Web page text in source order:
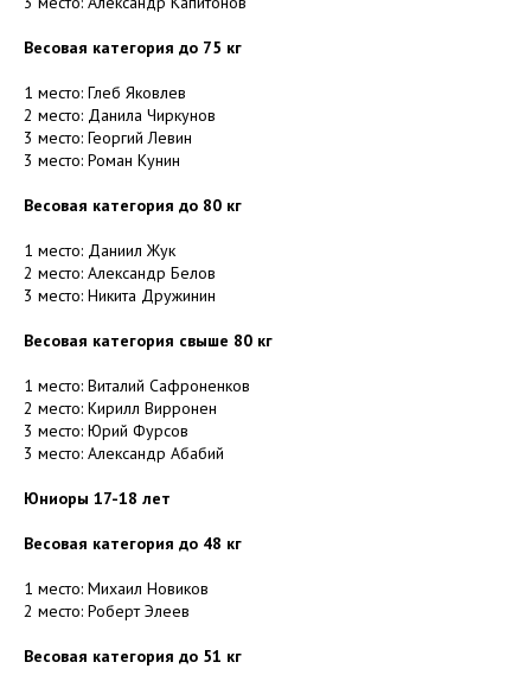
Весовая категория до 75 кг
1 место: Глеб Яковлев
2 место: Данила Чиркунов
3 место: Георгий Левин
3 место: Роман Кунин
Весовая категория до 80 кг
1 место: Даниил Жук
2 место: Александр Белов
3 место: Никита Дружинин
Весовая категория свыше 80 кг
1 место: Виталий Сафроненков
2 место: Кирилл Вирронен
3 место: Юрий Фурсов
3 место: Александр Абабий
Юниоры 17-18 лет
Весовая категория до 48 кг
1 место: Михаил Новиков
2 место: Роберт Элеев
Весовая категория до 51 кг